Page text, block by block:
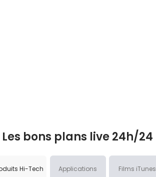
Les bons plans live 24h/24
Hi-Tech Applications Films iTunes